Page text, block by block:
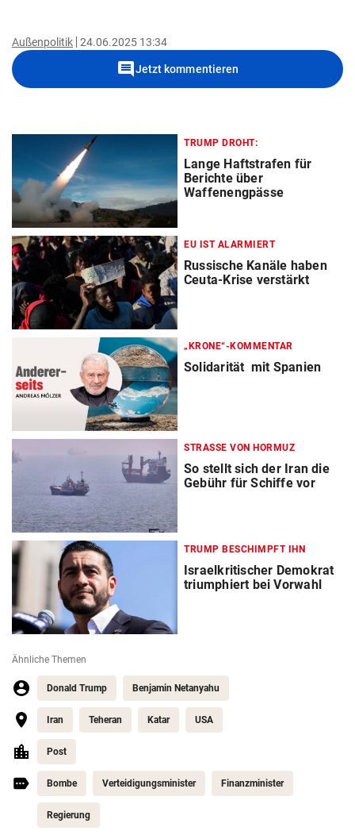
Außenpolitik 24.06.2025 13:34
commentJetzt kommentieren
TRUMP DROHT:
Lange Haftstrafen für
Berichte über
Waffenengpässe
EU IST ALARMIERT
Russische Kanäle haben
Ceuta-Krise verstärkt
„KRONE“-KOMMENTAR
Solidarität mit Spanien
STRASSE VON HORMUZ
So stellt sich der Iran die
Gebühr für Schiffe vor
TRUMP BESCHIMPFT IHN
Israelkritischer Demokrat
triumphiert bei Vorwahl
Ähnliche Themen
Donald Trump Benjamin Netanyahu
Iran Teheran Katar USA
Post
Bombe Verteidigungsminister Finanzminister
Regierung